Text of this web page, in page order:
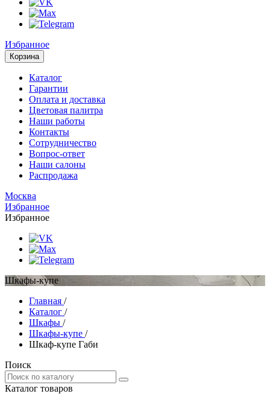
Избранное
Корзина
Каталог
Гарантии
Оплата и доставка
Цветовая палитра
Наши работы
Контакты
Сотрудничество
Вопрос-ответ
Наши салоны
Распродажа
Москва
Избранное
Избранное
Шкафы-купе
Главная /
Каталог /
Шкафы /
Шкафы-купе /
Шкаф-купе Габи
Поиск
Каталог товаров